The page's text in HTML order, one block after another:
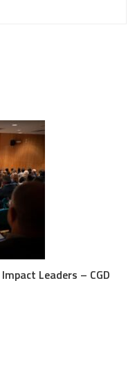
Leaders – CGD